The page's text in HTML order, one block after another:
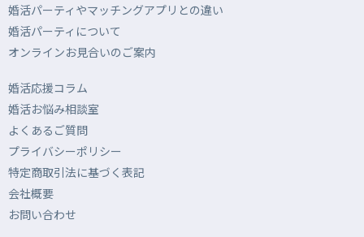
婚活パーティやマッチングアプリとの違い
婚活パーティについて
オンラインお見合いのご案内
婚活応援コラム
婚活お悩み相談室
よくあるご質問
プライバシーポリシー
特定商取引法に基づく表記
会社概要
お問い合わせ